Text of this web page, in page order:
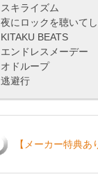
キライズム
にロックを聴いて
BEATS
ンドレスメーデー
ドループ
避行
【メーカー特典